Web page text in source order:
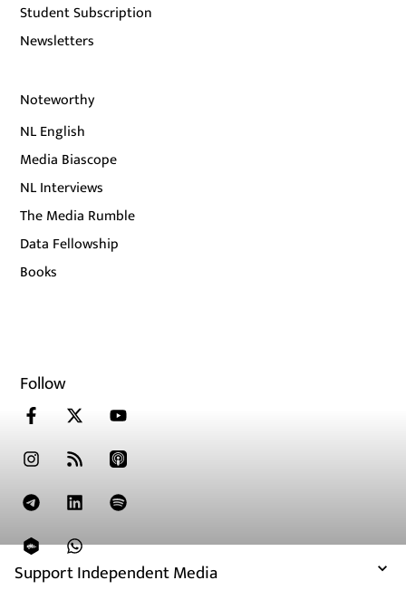
Support Independent Media
Student Subscription
Newsletters
Noteworthy
NL English
Media Biascope
NL Interviews
The Media Rumble
Data Fellowship
Books
Follow